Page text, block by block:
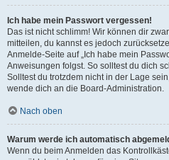
Ich habe mein Passwort vergessen!
Das ist nicht schlimm! Wir können dir
mitteilen, du kannst es jedoch
Anmelde-Seite auf „Ich habe mein
Anweisungen folgst. So solltest du dich
Solltest du trotzdem nicht in der Lage
wende dich an die Board-Administration.
Nach oben
Warum werde ich automatisch
Wenn du beim Anmelden das